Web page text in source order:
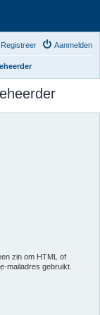
Aanmelden
Registreer
zin om HTML of
mailadres gebruikt.